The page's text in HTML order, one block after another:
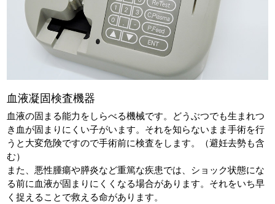
血液凝固検査機器
血液の固まる能力をしらべる機械です。どうぶつでも生まれつ
き血が固まりにくい子がいます。それを知らないまま手術を行
うと大変危険ですので手術前に検査をします。（避妊去勢も含
む）
また、悪性腫瘍や膵炎など重篤な疾患では、ショック状態にな
る前に血液が固まりにくくなる場合があります。それをいち早
く捉えることで救える命があります。